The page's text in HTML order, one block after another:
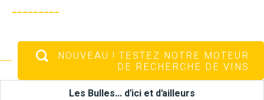
NOUVEAU ! TESTEZ NOTRE MOTEUR
DE RECHERCHE DE VINS
Les Bulles... d'ici et d'ailleurs